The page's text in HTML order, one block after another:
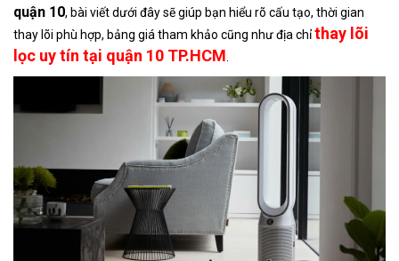
quận 10, bài viết dưới đây sẽ giúp bạn hiểu rõ cấu tạo, thời gian
thay lõi phù hợp, bảng giá tham khảo cũng như địa chỉthay lõi
lọc uy tín tại quận 10 TP.HCM